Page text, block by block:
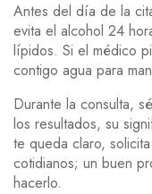
Antes del día de la
evita el alcohol 24
lípidos. Si el médico
contigo agua para
Durante la consulta,
los resultados, su
te queda claro,
cotidianos; un buen
hacerlo.